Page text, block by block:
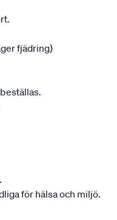
fjädring)
för hälsa och miljö.